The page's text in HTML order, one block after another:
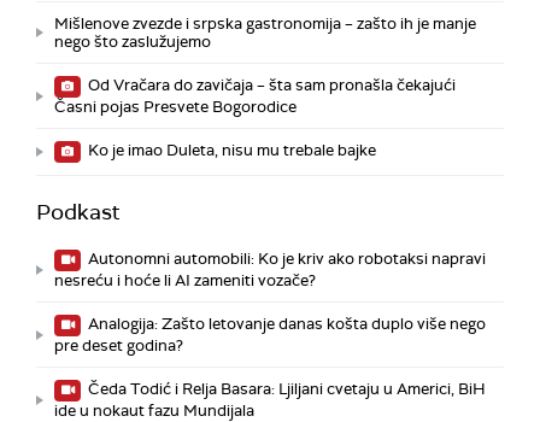
Mišlenove zvezde i srpska gastronomija – zašto ih je manje
nego što zaslužujemo
Od Vračara do zavičaja – šta sam pronašla čekajući
Časni pojas Presvete Bogorodice
Ko je imao Duleta, nisu mu trebale bajke
Podkast
Autonomni automobili: Ko je kriv ako robotaksi napravi
nesreću i hoće li AI zameniti vozače?
Analogija: Zašto letovanje danas košta duplo više nego
pre deset godina?
Čeda Todić i Relja Basara: Ljiljani cvetaju u Americi, BiH
ide u nokaut fazu Mundijala